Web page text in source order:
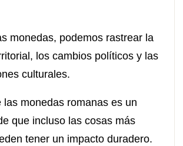
monedas, podemos rastrear la
los cambios políticos y las
culturales.
las monedas romanas es un
que incluso las cosas más
tener un impacto duradero.